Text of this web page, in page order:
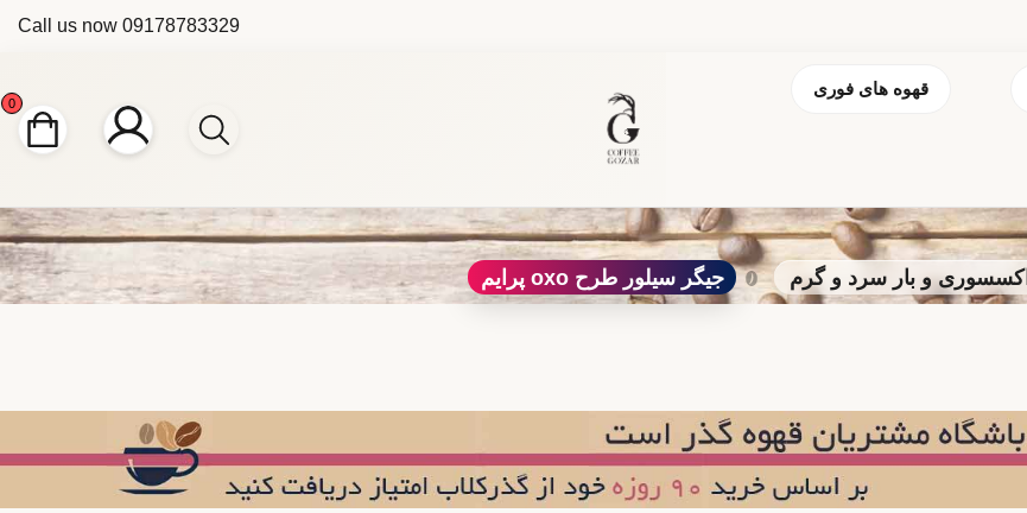
Call us now 09178783329
قهوه های فوری
0
اکسسوری و بار سرد و گرم جیگر سیلور طرح oxo پرایم